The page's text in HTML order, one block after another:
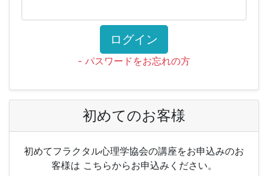
ログイン
- パスワードをお忘れの方
初めてのお客様
初めてフラクタル心理学協会の講座をお申込みのお
客様は こちらからお申込みください。